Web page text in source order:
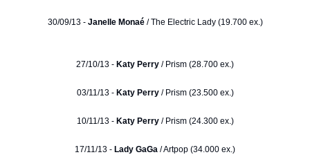
30/09/13 - Janelle Monaé/ The Electric Lady (19.700 ex.)
27/10/13 - Katy Perry / Prism (28.700 ex.)
03/11/13 - Katy Perry/ Prism (23.500 ex.)
10/11/13 - Katy Perry/ Prism (24.300 ex.)
17/11/13 - Lady GaGa / Artpop (34.000 ex.)